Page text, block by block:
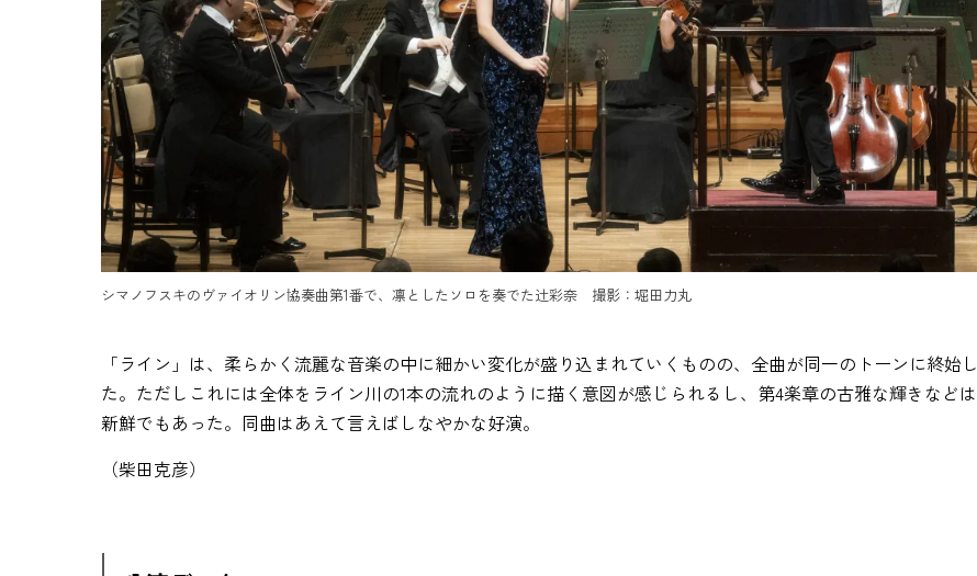
シマノフスキのヴァイオリン協奏曲第1番で、凛としたソロを奏でた辻彩奈 撮影：堀田力丸
「ライン」は、柔らかく流麗な音楽の中に細かい変化が盛り込まれていくものの、全曲が同一のトーンに終始し
た。ただしこれには全体をライン川の1本の流れのように描く意図が感じられるし、第4楽章の古雅な輝きなどは
新鮮でもあった。同曲はあえて言えばしなやかな好演。
（柴田克彦）